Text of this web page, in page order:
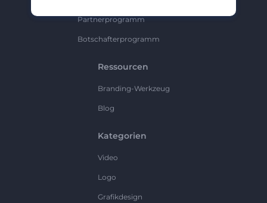
Partnerprogramm
Botschafterprogramm
Ressourcen
Branding-Werkzeug
Blog
Kategorien
Video
Logo
Grafikdesign